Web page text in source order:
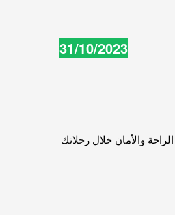
31/10/2023
والأمان خلال رحلاتك